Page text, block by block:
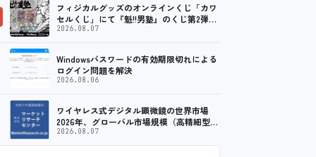
フィジカルグッズのオンラインくじ「カワ
セルくじ」にて『魁!!男塾』のくじ第2弾が
販売開始！
2026.08.07
Windowsパスワードの有効期限切れによる
ログイン問題を解決
2026.08.06
ワイヤレス式デジタル顕微鏡の世界市場
2026年、グローバル市場規模（高精細型、
超高精細型）・分析レポートを発表
2026.08.07